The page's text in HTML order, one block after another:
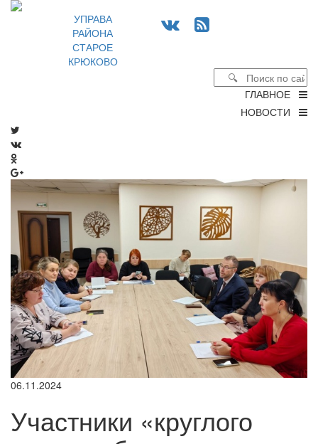
УПРАВА
РАЙОНА
СТАРОЕ
КРЮКОВО
ГЛАВНОЕ
НОВОСТИ
06.11.2024
Участники «круглого